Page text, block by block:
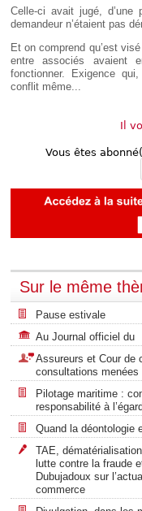
Celle-ci avait jugé,
demandeur n’étaient pas
Et on comprend qu’est
entre associés avaient
fonctionner. Exigence
conflit même...
Il
Vous êtes
Sur le même
Pause estivale
Au Journal officiel du
Assureurs et Cour de
consultations
Pilotage maritime :
responsabilité à
Quand la déontologie
TAE,
lutte contre la fraude
Dubujadoux sur
commerce